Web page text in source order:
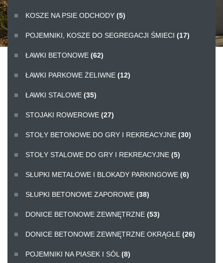
KOSZE NA PSIE ODCHODY (5)
POJEMNIKI, KOSZE DO SEGREGACJI ŚMIECI (17)
ŁAWKI BETONOWE (62)
ŁAWKI PARKOWE ŻELIWNE (12)
ŁAWKI STALOWE (35)
STOJAKI ROWEROWE (27)
STOŁY BETONOWE DO GRY I REKREACYJNE (30)
STOŁY STALOWE DO GRY I REKREACYJNE (5)
SŁUPKI METALOWE I BLOKADY PARKINGOWE (6)
SŁUPKI BETONOWE ZAPOROWE (38)
DONICE BETONOWE ZEWNĘTRZNE (53)
DONICE BETONOWE ZEWNĘTRZNE OKRĄGŁE (26)
POJEMNIKI NA PIASEK I SÓL (8)